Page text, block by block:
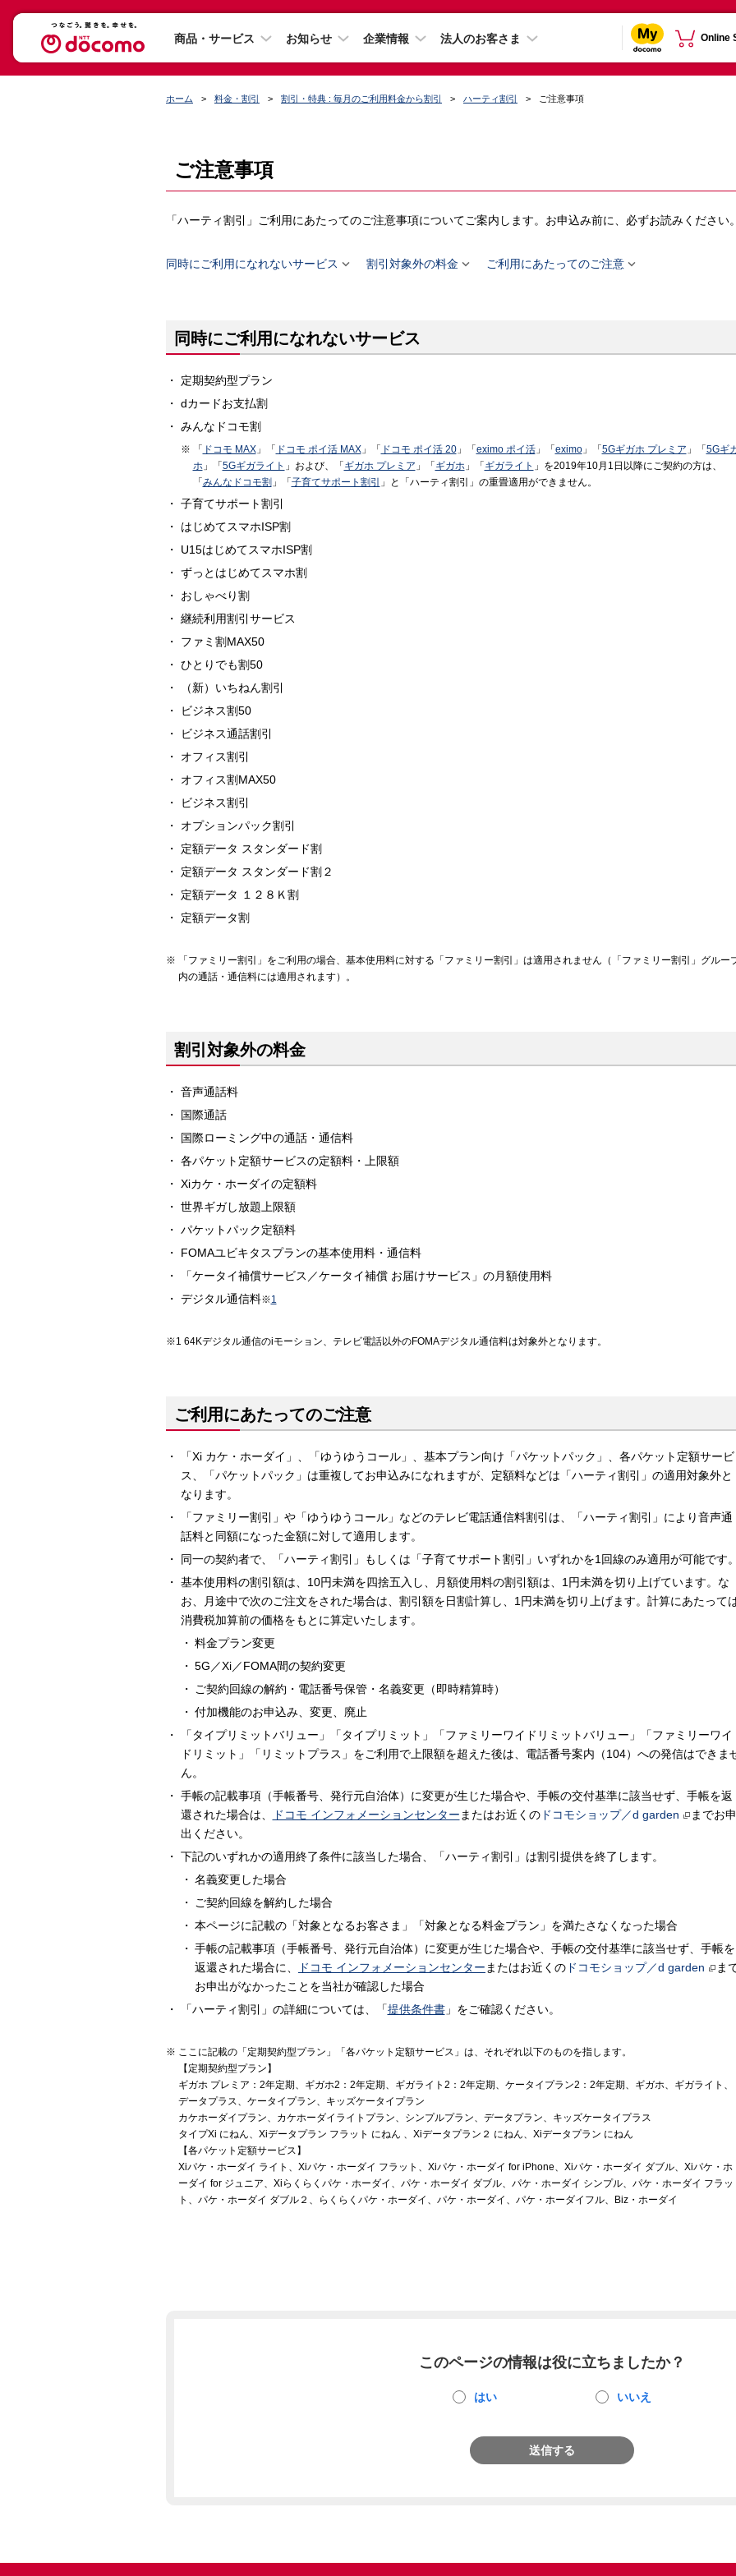
商品・サービス お知らせ 企業情報 法人のお客さま Online
ホーム 料金・割引 割引・特典 : 毎月のご利用料金から割引 ハーティ割引 ご注意事項
ご注意事項
「ハーティ割引」ご利用にあたってのご注意事項についてご案内します。お申込み前に、必ずお読みください。
同時にご利用になれないサービス  割引対象外の料金  ご利用にあたってのご注意
同時にご利用になれないサービス
定期契約型プラン
dカードお支払割
みんなドコモ割
「 ドコモ MAX」「 ドコモ ポイ活 MAX」「 ドコモ ポイ活 20」「 eximo ポイ活」「 eximo」「 5Gギガホ プレミア 」「 5Gギ
ホ」「 5Gギガライト 」および、「 ギガホ プレミア 」「 ギガホ」「 ギガライト 」を2019年10月1日以降にご契約の方は、
「 みんなドコモ割 」「 子育てサポート割引 」と「ハーティ割引」の重畳適用ができません。
子育てサポート割引
はじめてスマホISP割
U15はじめてスマホISP割
ずっとはじめてスマホ割
おしゃべり割
継続利用割引サービス
ファミ割MAX50
ひとりでも割50
（新）いちねん割引
ビジネス割50
ビジネス通話割引
オフィス割引
オフィス割MAX50
ビジネス割引
オプションパック割引
定額データ スタンダード割
定額データ スタンダード割２
定額データ １２８Ｋ割
定額データ割
「ファミリー割引」をご利用の場合、基本使用料に対する「ファミリー割引」は適用されません（「ファミリー割引」グルー
内の通話・通信料には適用されます）。
割引対象外の料金
音声通話料
国際通話
国際ローミング中の通話・通信料
各パケット定額サービスの定額料・上限額
Xiカケ・ホーダイの定額料
世界ギガし放題上限額
パケットパック定額料
FOMAユビキタスプランの基本使用料・通信料
「ケータイ補償サービス／ケータイ補償 お届けサービス」の月額使用料
デジタル通信料※1
64Kデジタル通信のiモーション、テレビ電話以外のFOMAデジタル通信料は対象外となります。
ご利用にあたってのご注意
「Xi カケ・ホーダイ」、「ゆうゆうコール」、基本プラン向け「パケットパック」、各パケット定額サービ
ス、「パケットパック」は重複してお申込みになれますが、定額料などは「ハーティ割引」の適用対象外と
なります。
「ファミリー割引」や「ゆうゆうコール」などのテレビ電話通信料割引は、「ハーティ割引」により音声通
話料と同額になった金額に対して適用します。
同一の契約者で、「ハーティ割引」もしくは「子育てサポート割引」いずれかを1回線のみ適用が可能です。
基本使用料の割引額は、10円未満を四捨五入し、月額使用料の割引額は、1円未満を切り上げています。な
お、月途中で次のご注文をされた場合は、割引額を日割計算し、1円未満を切り上げます。計算にあたって
消費税加算前の価格をもとに算定いたします。
料金プラン変更
5G／Xi／FOMA間の契約変更
ご契約回線の解約・電話番号保管・名義変更（即時精算時）
付加機能のお申込み、変更、廃止
「タイプリミットバリュー」「タイプリミット」「ファミリーワイドリミットバリュー」「ファミリーワイ
ドリミット」「リミットプラス」をご利用で上限額を超えた後は、電話番号案内（104）への発信はできま
ん。
手帳の記載事項（手帳番号、発行元自治体）に変更が生じた場合や、手帳の交付基準に該当せず、手帳を返
還された場合は、
ドコモ インフォメーションセンター またはお近くのドコモショップ／d garden
までお申
出ください。
下記のいずれかの適用終了条件に該当した場合、「ハーティ割引」は割引提供を終了します。
名義変更した場合
ご契約回線を解約した場合
本ページに記載の「対象となるお客さま」「対象となる料金プラン」を満たさなくなった場合
手帳の記載事項（手帳番号、発行元自治体）に変更が生じた場合や、手帳の交付基準に該当せず、手帳を
返還された場合に、
ドコモ インフォメーションセンター またはお近くの ドコモショップ／d garden
ま
お申出がなかったことを当社が確認した場合
「ハーティ割引」の詳細については、「提供条件書」をご確認ください。
ここに記載の「定期契約型プラン」「各パケット定額サービス」は、それぞれ以下のものを指します。
【定期契約型プラン】
ギガホ プレミア：2年定期、ギガホ2：2年定期、ギガライト2：2年定期、ケータイプラン2：2年定期、ギガホ、ギガライト、
データプラス、ケータイプラン、キッズケータイプラン
カケホーダイプラン、カケホーダイライトプラン、シンプルプラン、データプラン、キッズケータイプラス
タイプXi にねん、Xiデータプラン フラット にねん 、Xiデータプラン２ にねん、Xiデータプラン にねん
【各パケット定額サービス】
Xiパケ・ホーダイ ライト、Xiパケ・ホーダイ フラット、Xiパケ・ホーダイ for iPhone、Xiパケ・ホーダイ ダブル、Xiパケ・ホ
ーダイ for ジュニア、Xiらくらくパケ・ホーダイ、パケ・ホーダイ ダブル、パケ・ホーダイ シンプル、パケ・ホーダイ フラッ
ト、パケ・ホーダイ ダブル２、らくらくパケ・ホーダイ、パケ・ホーダイ、パケ・ホーダイフル、Biz・ホーダイ
このページの情報は役に立ちましたか？
はい いいえ
送信する